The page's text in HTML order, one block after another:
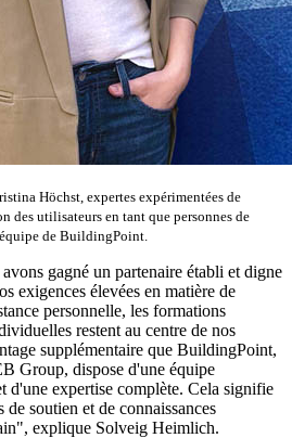
Höchst, expertes expérimentées de
des utilisateurs en tant que personnes de
de BuildingPoint.
gagné un partenaire établi et digne
exigences élevées en matière de
personnelle, les formations
restent au centre de nos
supplémentaire que BuildingPoint,
Group, dispose d'une équipe
d'une expertise complète. Cela signifie
soutien et de connaissances
explique Solveig Heimlich.